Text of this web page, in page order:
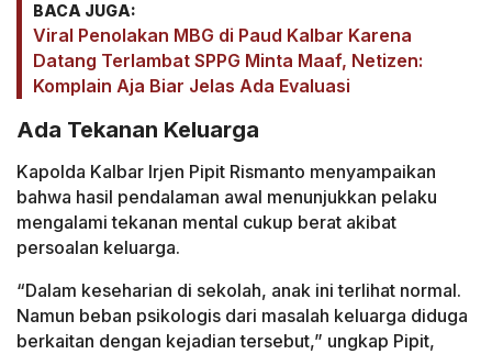
BACA JUGA:
Viral Penolakan MBG di Paud Kalbar Karena
Datang Terlambat SPPG Minta Maaf, Netizen:
Komplain Aja Biar Jelas Ada Evaluasi
Ada Tekanan Keluarga
Kapolda Kalbar Irjen Pipit Rismanto menyampaikan
bahwa hasil pendalaman awal menunjukkan pelaku
mengalami tekanan mental cukup berat akibat
persoalan keluarga.
“Dalam keseharian di sekolah, anak ini terlihat normal.
Namun beban psikologis dari masalah keluarga diduga
berkaitan dengan kejadian tersebut,” ungkap Pipit,